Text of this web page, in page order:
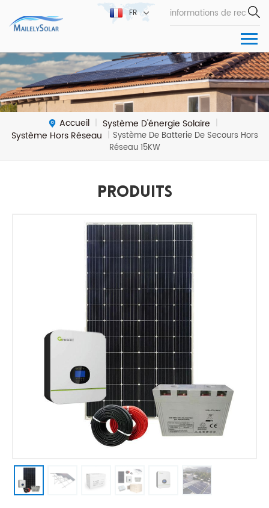
FR
Accueil | Système D'énergie Solaire |
Système Hors Réseau | Système De Batterie De Secours Hors
Réseau 15KW
Produits